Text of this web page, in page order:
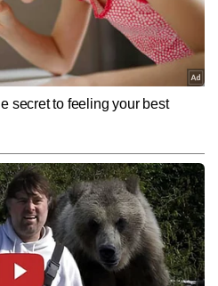
daily Newsletter!
SUBMIT